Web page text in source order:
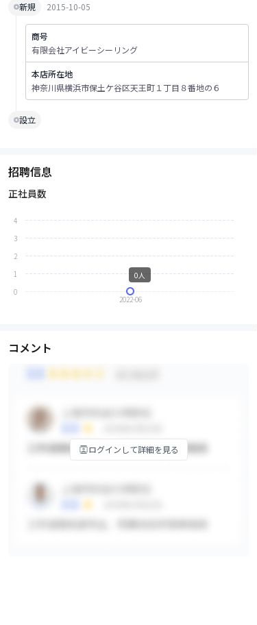
新規 2015-10-05
商号
有限会社アイビーシーリング
本店所在地
神奈川県横浜市保土ケ谷区天王町１丁目８番地の６
設立
招聘信息
正社員数
0
1
2
3
4
2022-06
0人
コメント
ログインして詳細を見る